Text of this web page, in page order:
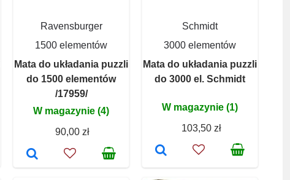
Ravensburger
1500 elementów
Mata do układania puzzli
do 1500 elementów
/17959/
W magazynie (4)
90,00 zł
Schmidt
3000 elementów
Mata do układania puzzli
do 3000 el. Schmidt
W magazynie (1)
103,50 zł